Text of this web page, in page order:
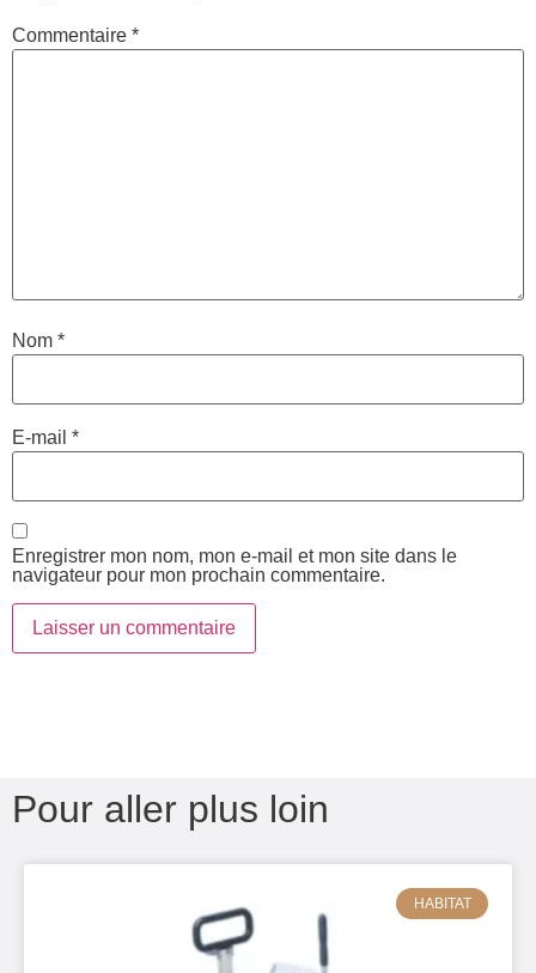
Commentaire *
Nom *
E-mail *
Enregistrer mon nom, mon e-mail et mon site dans le
navigateur pour mon prochain commentaire.
Pour aller plus loin
HABITAT